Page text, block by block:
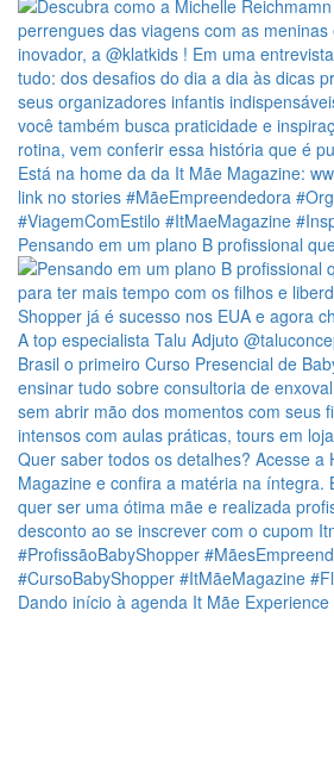
Pensando em um plano B profissional
Dando início à agenda It Mãe